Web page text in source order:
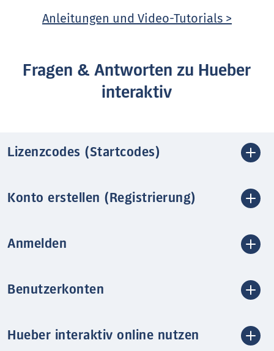
Anleitungen und Video-Tutorials >
Fragen & Antworten zu Hueber
interaktiv
Lizenzcodes (Startcodes)
Konto erstellen (Registrierung)
Anmelden
Benutzerkonten
Hueber interaktiv online nutzen